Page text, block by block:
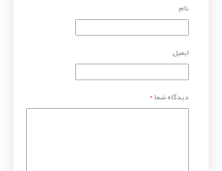
نام
ایمیل
دیدگاه شما*